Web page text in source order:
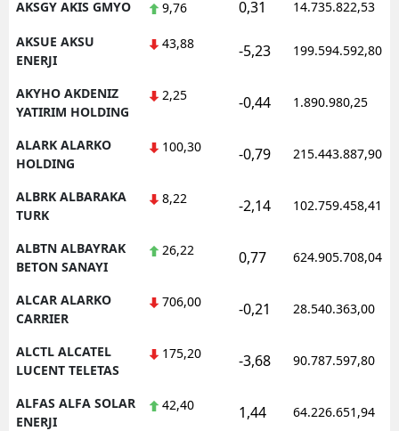
AKSGY AKIS GMYO 9,76 0,31 14.735.822,53
AKSUE AKSU
ENERJI
43,88 -5,23 199.594.592,80
AKYHO AKDENIZ
YATIRIM HOLDING
2,25 -0,44 1.890.980,25
ALARK ALARKO
HOLDING
100,30 -0,79 215.443.887,90
ALBRK ALBARAKA
TURK
8,22 -2,14 102.759.458,41
ALBTN ALBAYRAK
BETON SANAYI
26,22 0,77 624.905.708,04
ALCAR ALARKO
CARRIER
706,00 -0,21 28.540.363,00
ALCTL ALCATEL
LUCENT TELETAS
175,20 -3,68 90.787.597,80
ALFAS ALFA SOLAR
ENERJI
42,40 1,44 64.226.651,94